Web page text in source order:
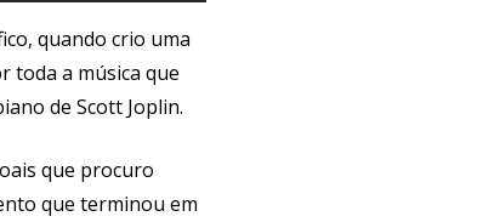
quando crio uma
toda a música que
de Scott Joplin.
que procuro
que terminou em